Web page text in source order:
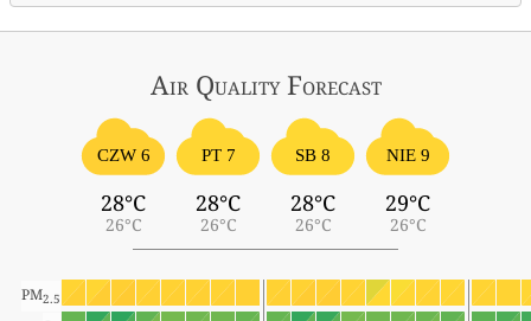
Air QualityForecast
CZW 6
28°C
26°C
PT 7
28°C
26°C
SB 8
28°C
26°C
NIE 9
29°C
26°C
PM2.5